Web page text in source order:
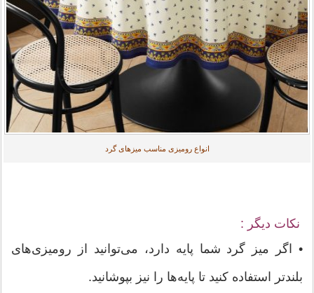
انواع رومیزی مناسب میزهای گرد
نکات دیگر :
• اگر میز گرد شما پایه دارد، می‌توانید از رومیزی‌های
بلندتر استفاده کنید تا پایه‌ها را نیز بپوشانید.